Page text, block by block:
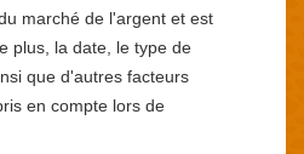
marché de l'argent et est
plus, la date, le type de
que d'autres facteurs
en compte lors de